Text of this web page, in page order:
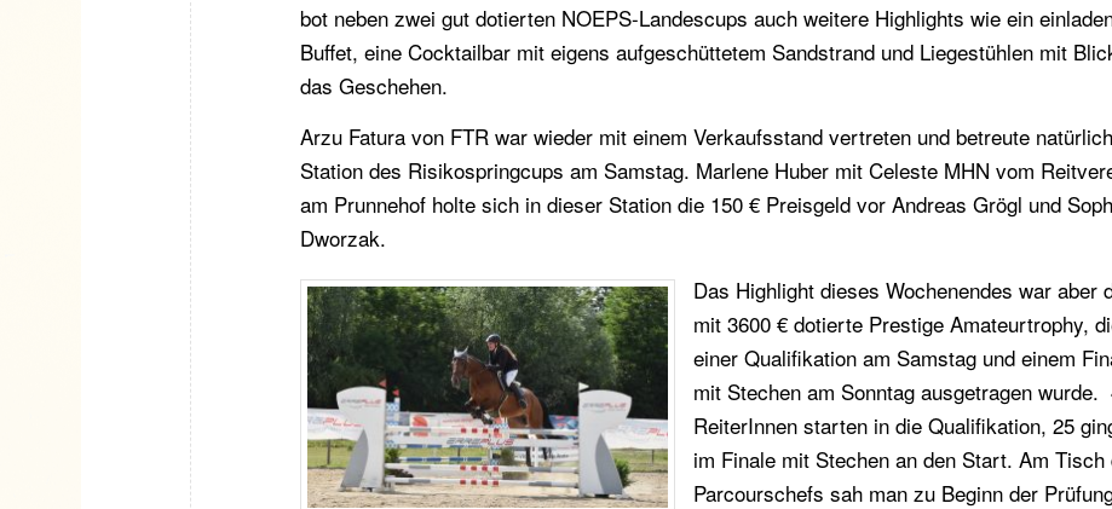
bot neben zwei gut dotierten NOEPS-Landescups auch weitere Highlights wie ein
Buffet, eine Cocktailbar mit eigens aufgeschüttetem Sandstrand und Liegestühlen mit
das Geschehen.
Arzu Fatura von FTR war wieder mit einem Verkaufsstand vertreten und betreute
Station des Risikospringcups am Samstag. Marlene Huber mit Celeste MHN vom
am Prunnehof holte sich in dieser Station die 150 € Preisgeld vor Andreas Grögl und
Dworzak.
Das Highlight dieses Wochenendes war aber
mit 3600 € dotierte Prestige Amateurtrophy,
einer Qualifikation am Samstag und einem
mit Stechen am Sonntag ausgetragen wurde.
ReiterInnen starten in die Qualifikation, 25
im Finale mit Stechen an den Start. Am Tisch
Parcourschefs sah man zu Beginn der